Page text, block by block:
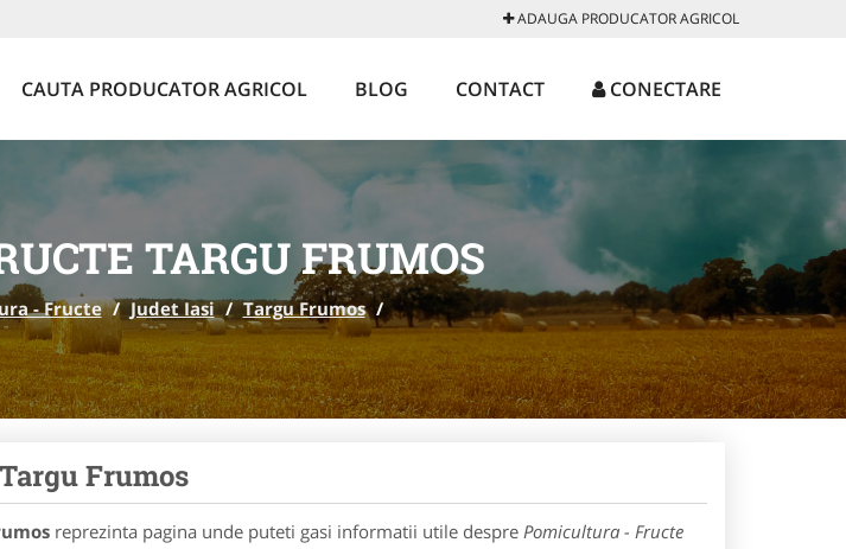
ADAUGA PRODUCATOR AGRICOL
CAUTA PRODUCATOR AGRICOL BLOG CONTACT CONECTARE
TARGU FRUMOS
- Fructe / Judet Iasi / Targu Frumos /
Frumos
reprezinta pagina unde puteti gasi informatii utile despre Pomicultura - Fructe